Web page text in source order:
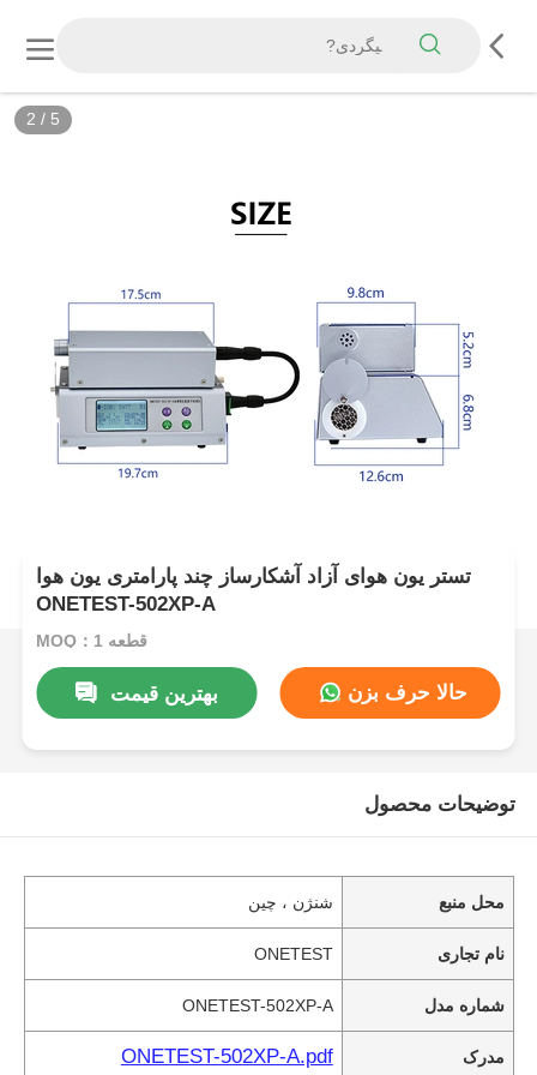
2 / 5
تستر یون هوای آزاد آشکارساز چند پارامتری یون هوا
ONETEST-502XP-A
MOQ：1 قطعه
بهترین قیمت حالا حرف بزن
توضیحات محصول
محل منبع شنژن ، چین
نام تجاری ONETEST
شماره مدل ONETEST-502XP-A
مدرک ONETEST-502XP-A.pdf